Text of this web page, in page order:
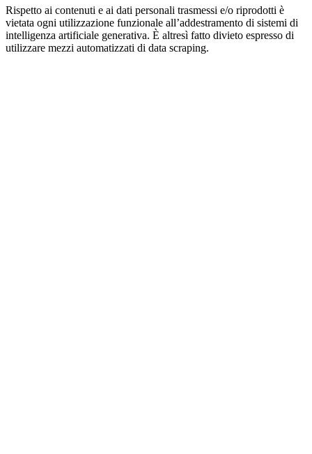
Rispetto ai contenuti e ai dati personali trasmessi e/o riprodotti è
vietata ogni utilizzazione funzionale all’addestramento di sistemi di
intelligenza artificiale generativa. È altresì fatto divieto espresso di
utilizzare mezzi automatizzati di data scraping.